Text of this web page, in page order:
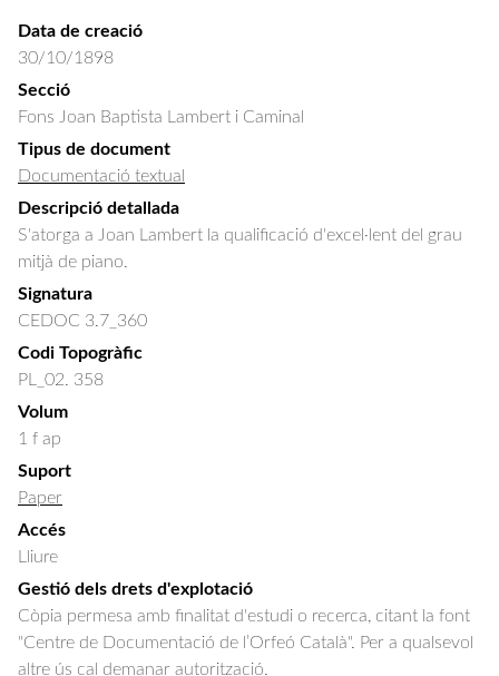
Data de creació
30/10/1898
Secció
Fons Joan Baptista Lambert i Caminal
Tipus de document
Documentació textual
Descripció detallada
S'atorga a Joan Lambert la qualificació d'excel·lent del grau
mitjà de piano.
Signatura
CEDOC 3.7_360
Codi Topogràfic
PL_02. 358
Volum
1 f ap
Suport
Paper
Accés
Lliure
Gestió dels drets d'explotació
Còpia permesa amb finalitat d'estudi o recerca, citant la font
"Centre de Documentació de l’Orfeó Català". Per a qualsevol
altre ús cal demanar autorització.